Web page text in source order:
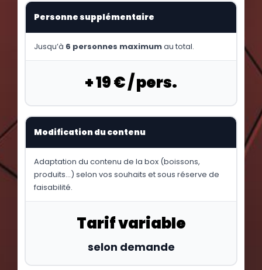
Personne supplémentaire
Jusqu’à 6 personnes maximumau total.
+ 19 € / pers.
Modification du contenu
Adaptation du contenu de la box (boissons,
produits…) selon vos souhaits et sous réserve de
faisabilité.
Tarif variable
selon demande